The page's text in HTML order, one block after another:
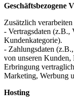
Geschäftsbezogene
Zusätzlich
- Vertragsdaten (z.B.,
Kundenkategorie).
- Zahlungsdaten
von unseren Kunden,
Erbringung
Marketing, Werbung
Hosting